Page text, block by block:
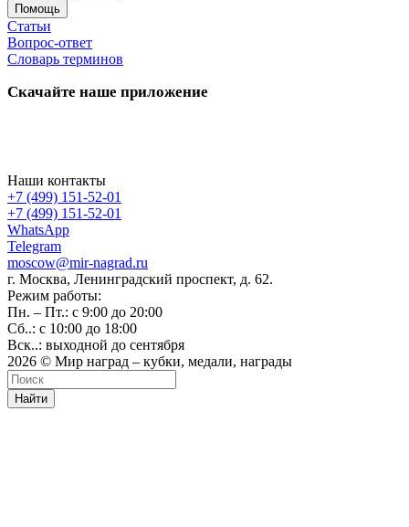
Помощь
Статьи
Вопрос-ответ
Словарь терминов
Скачайте наше приложение
Наши контакты
+7 (499) 151-52-01
+7 (499) 151-52-01
WhatsApp
Telegram
moscow@mir-nagrad.ru
г. Москва, Ленинградский проспект, д. 62.
Режим работы:
Пн. – Пт.: с 9:00 до 20:00
Сб..: с 10:00 до 18:00
Вск..: выходной до сентября
2026 © Мир наград – кубки, медали, награды
Найти